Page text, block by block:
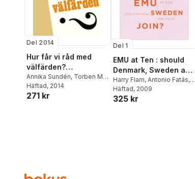
Del 2014
Hur får vi råd med
välfärden?
Konjunkturrådets
rapport 2014
Annika Sundén, Torben M.
Andersen,Jesper Roine
Häftad, 2014
271 kr
Del 1
EMU at Ten : should
Denmark, Sweden and
the UK join?
Harry Flam, Antonio Fatás,
Steinar Holden
Jappeli,
Häftad, 2009
325 kr